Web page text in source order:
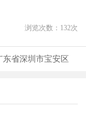
浏览次数： 132次
东省深圳市宝安区